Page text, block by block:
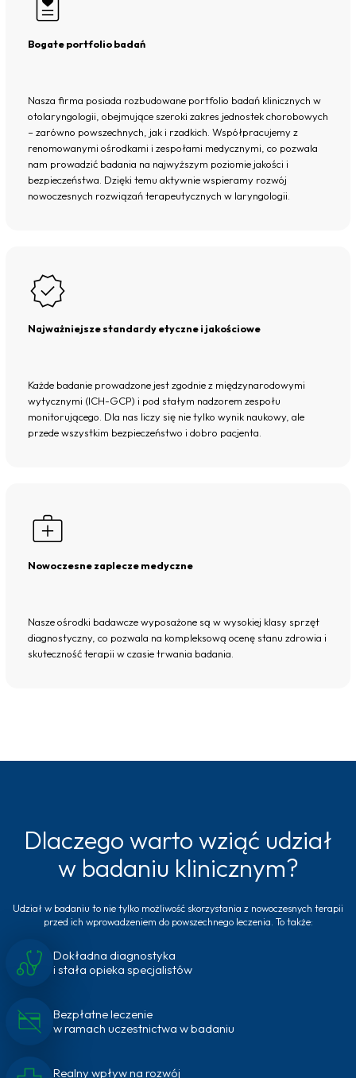
Bogate portfolio badań
Nasza firma posiada rozbudowane portfolio badań klinicznych w
otolaryngologii, obejmujące szeroki zakres jednostek chorobowych
– zarówno powszechnych, jak i rzadkich. Współpracujemy z
renomowanymi ośrodkami i zespołami medycznymi, co pozwala
nam prowadzić badania na najwyższym poziomie jakości i
bezpieczeństwa. Dzięki temu aktywnie wspieramy rozwój
nowoczesnych rozwiązań terapeutycznych w laryngologii.
Najważniejsze standardy etyczne i jakościowe
Każde badanie prowadzone jest zgodnie z międzynarodowymi
wytycznymi (ICH-GCP) i pod stałym nadzorem zespołu
monitorującego. Dla nas liczy się nie tylko wynik naukowy, ale
przede wszystkim bezpieczeństwo i dobro pacjenta.
Nowoczesne zaplecze medyczne
Nasze ośrodki badawcze wyposażone są w wysokiej klasy sprzęt
diagnostyczny, co pozwala na kompleksową ocenę stanu zdrowia i
skuteczność terapii w czasie trwania badania.
Dlaczego warto wziąć udział
w badaniu klinicznym?
Udział w badaniu to nie tylko możliwość skorzystania z nowoczesnych terapii
przed ich wprowadzeniem do powszechnego leczenia. To także:
Dokładna diagnostyka
i stała opieka specjalistów
Bezpłatne leczenie
w ramach uczestnictwa w badaniu
Realny wpływ na rozwój